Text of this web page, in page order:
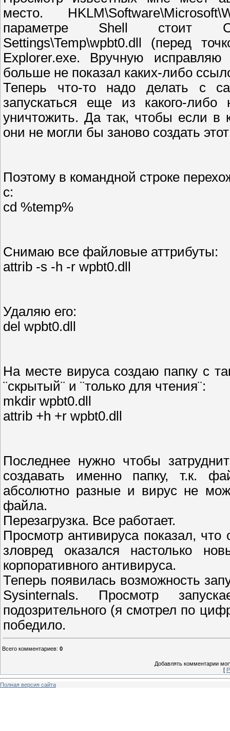
место.
параметре Shell стоит
Settings\Temp\wpbt0.dll (перед
Explorer.exe. Вручную
больше не показал каких-либо
Теперь что-то надо делать с
запускаться еще из какого-
уничтожить. Да так, чтобы если в
они не могли бы заново создать
Поэтому в командной строке
c:
cd %temp%
Снимаю все файловые аттрибуты:
attrib -s -h -r wpbt0.dll
Удаляю его:
del wpbt0.dll
На месте вируса создаю папку с
¨скрытый¨ и ¨только для чтения¨:
mkdir wpbt0.dll
attrib +h +r wpbt0.dll
Последнее нужно чтобы
создавать именно папку, т.к.
абсолютно разные и вирус не
файла.
Перезагрузка. Все работает.
Просмотр антивируса показал,
зловред оказался настолько
корпоративного антивируса.
Теперь появилась возможность
Sysinternals. Просмотр
подозрительного (я смотрел по
победило.
Всего комментариев: 0
Добавлять комментарии
[
Полная версия сайта